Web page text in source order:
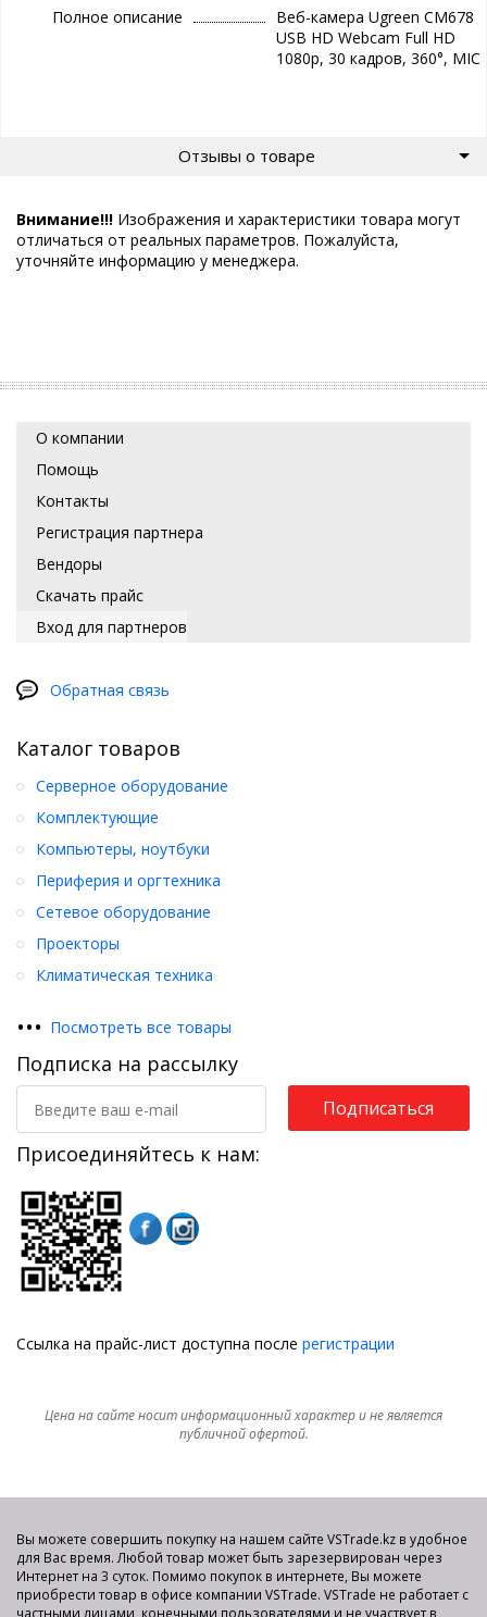
Полное описание
Веб-камера Ugreen CM678
USB HD Webcam Full HD
1080p, 30 кадров, 360°, MIC
Отзывы о товаре
Внимание!!! Изображения и характеристики товара могут
отличаться от реальных параметров. Пожалуйста,
уточняйте информацию у менеджера.
О компании
Помощь
Контакты
Регистрация партнера
Вендоры
Скачать прайс
Вход для партнеров
Обратная связь
Каталог товаров
Серверное оборудование
Комплектующие
Компьютеры, ноутбуки
Периферия и оргтехника
Сетевое оборудование
Проекторы
Климатическая техника
••• Посмотреть все товары
Подписка на рассылку
Подписаться
Присоединяйтесь к нам:
Ссылка на прайс-лист доступна после регистрации
Цена на сайте носит информационный характер и не является
публичной офертой.
Вы можете совершить покупку на нашем сайте VSTrade.kz в удобное
для Вас время. Любой товар может быть зарезервирован через
Интернет на 3 суток. Помимо покупок в интернете, Вы можете
приобрести товар в офисе компании VSTrade. VSTrade не работает с